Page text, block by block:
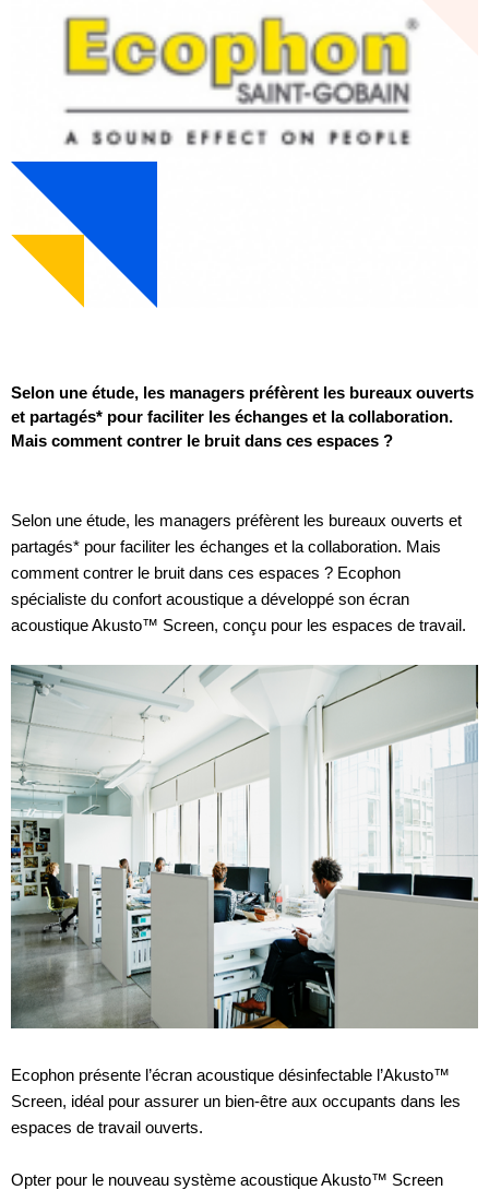
Selon une étude, les managers préfèrent les bureaux ouverts
et partagés* pour faciliter les échanges et la collaboration.
Mais comment contrer le bruit dans ces espaces ?
Selon une étude, les managers préfèrent les bureaux ouverts et
partagés* pour faciliter les échanges et la collaboration. Mais
comment contrer le bruit dans ces espaces ? Ecophon
spécialiste du confort acoustique a développé son écran
acoustique Akusto™ Screen, conçu pour les espaces de travail.
Ecophon présente l’écran acoustique désinfectable l’Akusto™
Screen, idéal pour assurer un bien-être aux occupants dans les
espaces de travail ouverts.
Opter pour le nouveau système acoustique Akusto™ Screen